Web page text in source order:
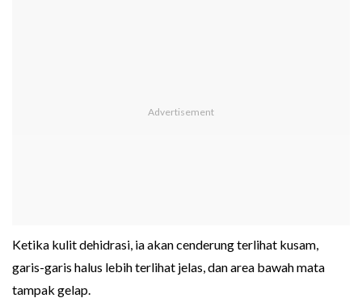
Ketika kulit dehidrasi, ia akan cenderung terlihat kusam,
garis-garis halus lebih terlihat jelas, dan area bawah mata
tampak gelap.